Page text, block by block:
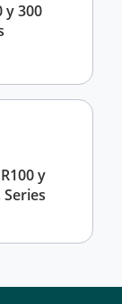
y 300
y